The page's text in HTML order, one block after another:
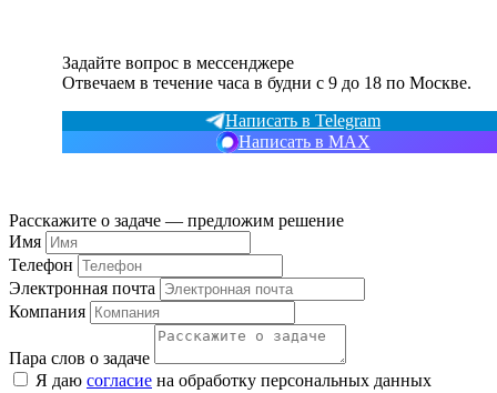
Задайте вопрос в мессенджере
Отвечаем в течение часа в будни с 9 до 18 по Москве.
Написать в Telegram
Написать в MAX
Расскажите о задаче — предложим решение
Имя
Телефон
Электронная почта
Компания
Пара слов о задаче
Я даю согласие на обработку персональных данных